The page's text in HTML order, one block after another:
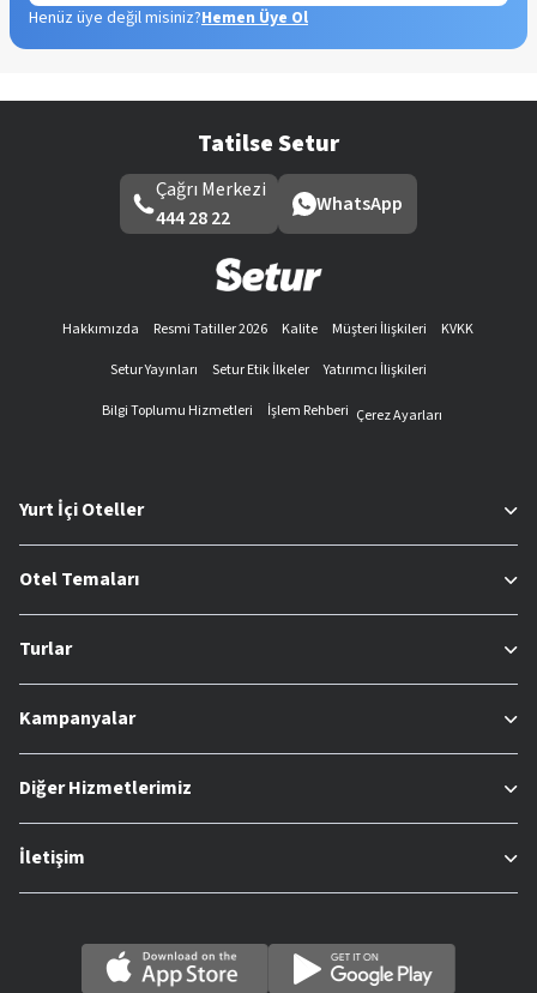
Henüz üye değil misiniz?Hemen Üye Ol
Tatilse Setur
Çağrı Merkezi
444 28 22
WhatsApp
Hakkımızda Resmi Tatiller 2026 Kalite Müşteri İlişkileri
KVKK
Setur Yayınları
Setur Etik İlkeler
Yatırımcı İlişkileri
Bilgi Toplumu Hizmetleri
İşlem Rehberi Çerez Ayarları
Yurt İçi Oteller
Otel Temaları
Turlar
Kampanyalar
Diğer Hizmetlerimiz
İletişim